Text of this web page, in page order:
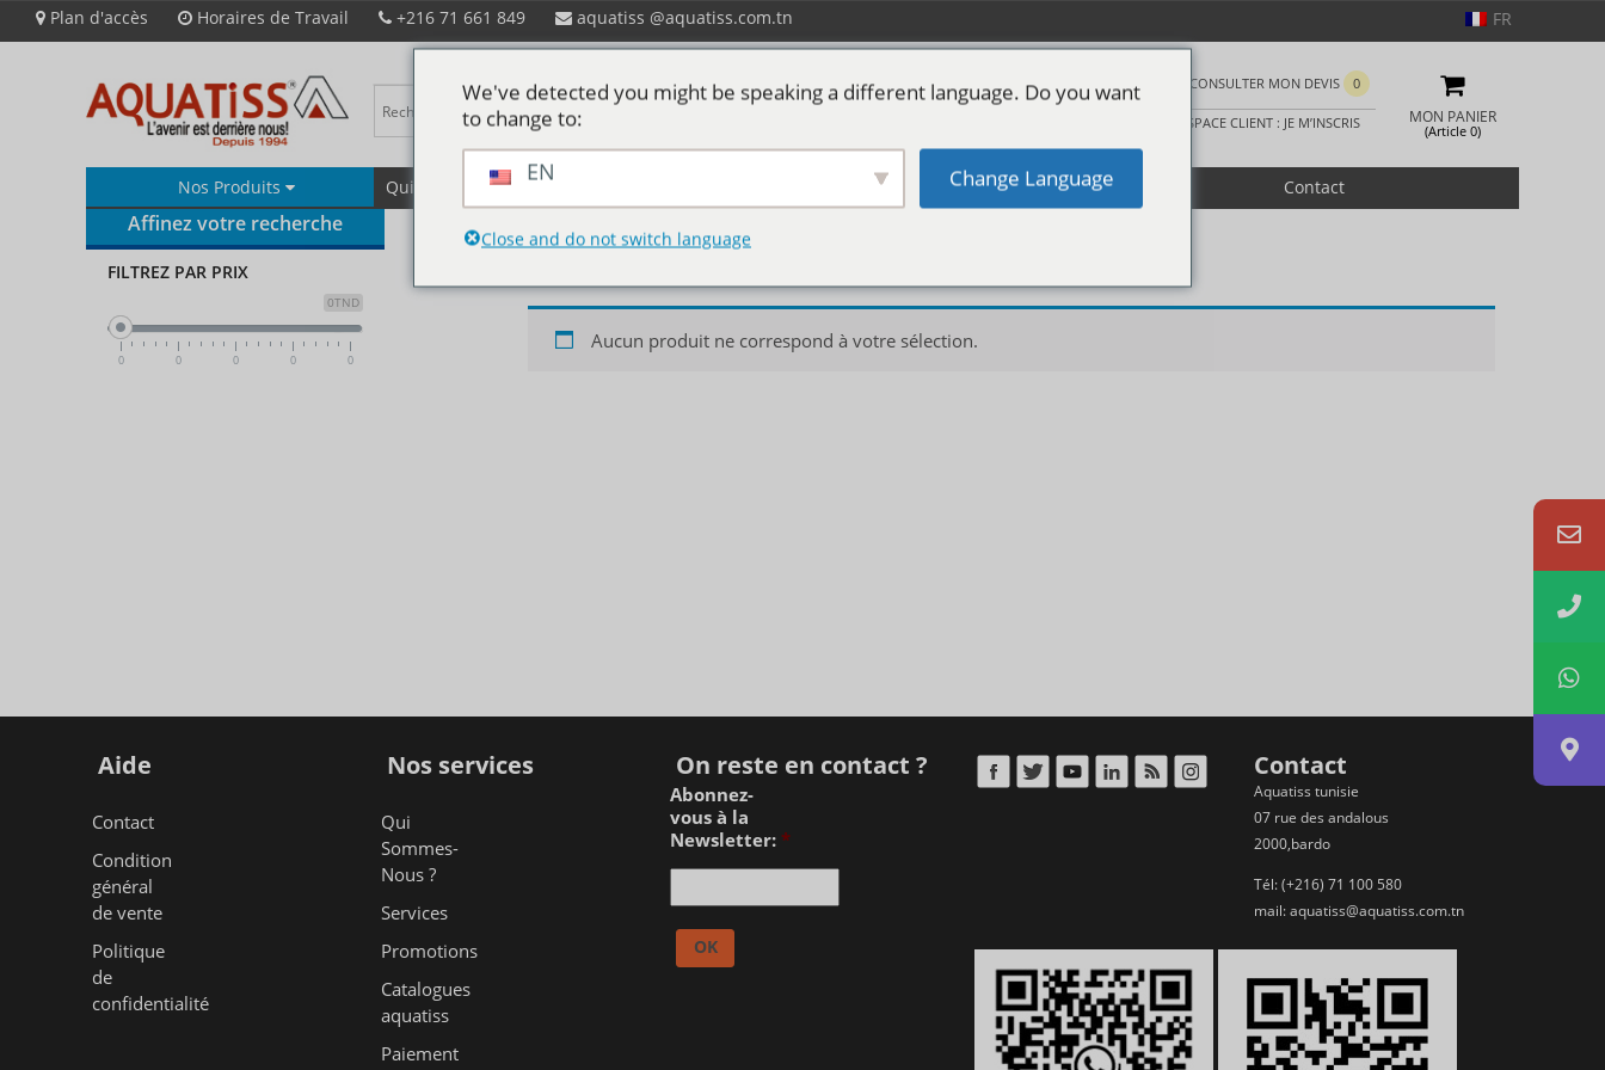
Plan d'accès Horaires de Travail +216 71 661 849 aquatiss aquatiss.com.tn
Nos Produits Qui Sommes-Nous ? Services Promotion Contact
CONSULTER MON DEVIS 0
ESPACE CLIENT : JE M’INSCRIS MON PANIER
(Article 0)
Lit Simple
Aucun produit ne correspond à votre sélection.
Affinez votre recherche
FILTREZ PAR PRIX
0TND
0 0 0 0 0
Aide
Contact
Condition
général
de vente
Politique
de
confidentialité
Nos services
Qui
Sommes-
Nous ?
Services
Promotions
Catalogues
aquatiss
Paiement
On reste en contact ?
Abonnez-
vous à la
Newsletter: *
Contact
Aquatiss tunisie
07 rue des andalous
2000,bardo
Tél: (+216) 71 100 580
mail:aquatiss@aquatiss.com.tn
FR
We've detected you might be speaking a different language. Do you want
to change to:
EN Change Language
Close and do not switch language